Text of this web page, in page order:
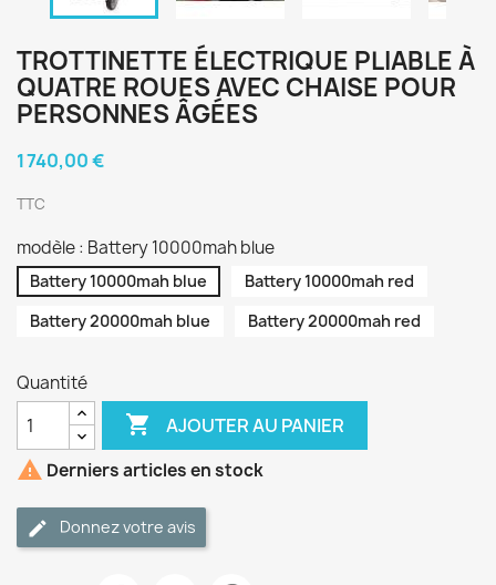
TROTTINETTE ÉLECTRIQUE PLIABLE À
QUATRE ROUES AVEC CHAISE POUR
PERSONNES ÂGÉES
1 740,00 €
TTC
modèle : Battery 10000mah blue
Battery 10000mah blue
Battery 10000mah red
Battery 20000mah blue
Battery 20000mah red
Quantité
 AJOUTER AU PANIER
 Derniers articles en stock
Donnez votre avis